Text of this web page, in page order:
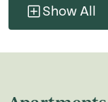
Show All